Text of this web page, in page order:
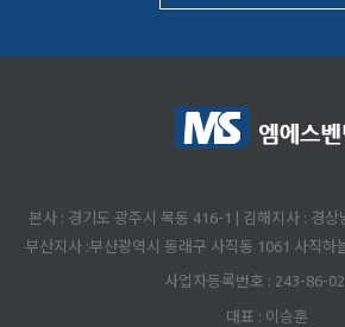
본사 : 경기도 광주시 목동 416-1 | 김해지사 : 경상
부산지사 :부산광역시 동래구 사직동 1061 사직하
사업자등록번호 : 243-86-
대표 : 이승훈